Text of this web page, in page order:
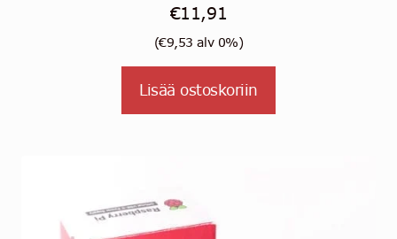
€11,91
(€9,53 alv 0%)
Lisää ostoskoriin